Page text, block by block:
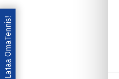
Lataa OmaTennis!